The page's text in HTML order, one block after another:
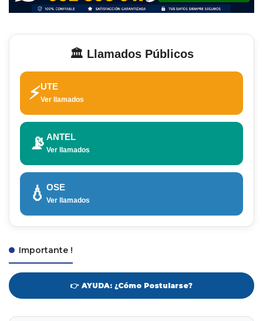
🏛️ Llamados Públicos
⚡UTE
Ver llamados
📡 ANTEL
Ver llamados
💧 OSE
Ver llamados
Importante !
👉 AYUDA: ¿Cómo Postularse?